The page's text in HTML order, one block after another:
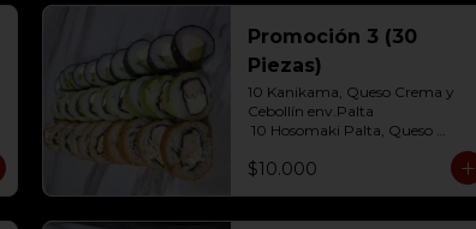
Env. Palta
10 Hosomaki ( Palta)
Promoción 3 (30
Piezas)
10 Kanikama, Queso Crema y
Cebollín env.Palta
10 Hosomaki Palta, Queso
10 Pollo, Queso Crema y Cebollin
$10.000